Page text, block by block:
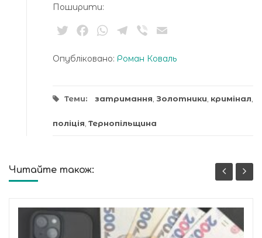
Поширити:
TwitterFacebookWhatsApp
Telegram
Viber
Опубліковано: Роман Коваль
Теми: затримання Золотники кримінал
поліція Тернопільщина
Читайте також: